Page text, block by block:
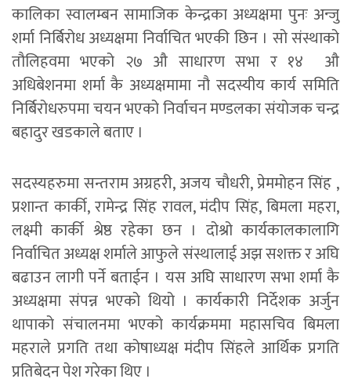
कालिका स्वालम्बन सामाजिक केन्द्रका अध्यक्षमा पुनः अन्जु
शर्मा निर्बिरोध अध्यक्षमा निर्वाचित भएकी छिन । सो संस्थाको
तौलिहवमा भएको २७ औ साधारण सभा र १४ औ
अधिबेशनमा शर्मा कै अध्यक्षमामा नौ सदस्यीय कार्य समिति
निर्बिरोधरुपमा चयन भएको निर्वाचन मण्डलका संयोजक चन्द्र
बहादुर खडकाले बताए ।
सदस्यहरुमा सन्तराम अग्रहरी, अजय चौधरी, प्रेममोहन सिंह ,
प्रशान्त कार्की, रामेन्द्र सिंह रावल, मंदीप सिंह, बिमला महरा,
लक्ष्मी कार्की श्रेष्ठ रहेका छन । दोश्रो कार्यकालकालागि
निर्वाचित अध्यक्ष शर्माले आफुले संस्थालाई अझ सशक्त र अघि
बढाउन लागी पर्ने बताईन । यस अघि साधारण सभा शर्मा कै
अध्यक्षमा संपन्न भएको थियो । कार्यकारी निर्देशक अर्जुन
थापाको संचालनमा भएको कार्यक्रममा महासचिव बिमला
महराले प्रगति तथा कोषाध्यक्ष मंदीप सिंहले आर्थिक प्रगति
प्रतिबेदन पेश गरेका थिए ।